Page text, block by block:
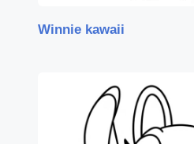
Winnie kawaii